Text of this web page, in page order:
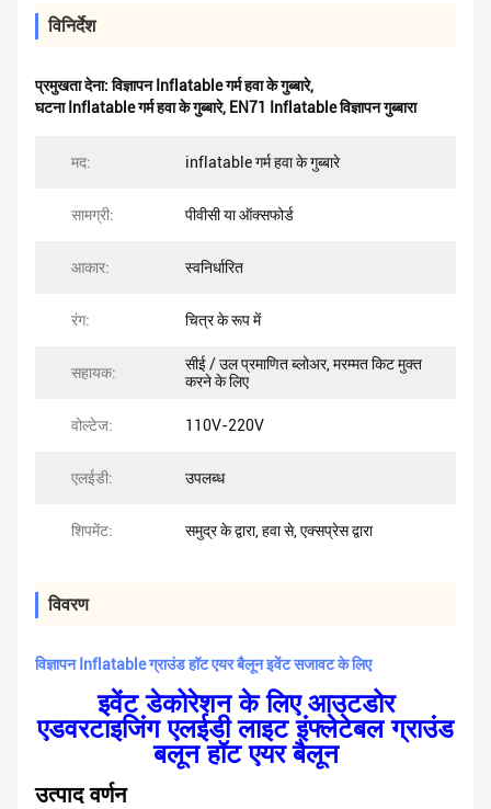
विनिर्देश
प्रमुखता देना:विज्ञापन Inflatable गर्म हवा के गुब्बारे,
घटना Inflatable गर्म हवा के गुब्बारे, EN71 Inflatable विज्ञापन गुब्बारा
मद: inflatable गर्म हवा के गुब्बारे
सामग्री: पीवीसी या ऑक्सफोर्ड
आकार: स्वनिर्धारित
रंग: चित्र के रूप में
सहायक:
सीई / उल प्रमाणित ब्लोअर, मरम्मत किट मुक्त
करने के लिए
वोल्टेज: 110V-220V
एलईडी: उपलब्ध
शिपमेंट: समुद्र के द्वारा, हवा से, एक्सप्रेस द्वारा
विवरण
विज्ञापन Inflatable ग्राउंड हॉट एयर बैलून इवेंट सजावट के लिए
इवेंट डेकोरेशन के लिए आउटडोर
एडवरटाइजिंग एलईडी लाइट इंफ्लेटेबल ग्राउंड
बलून हॉट एयर बैलून
उत्पाद वर्णन